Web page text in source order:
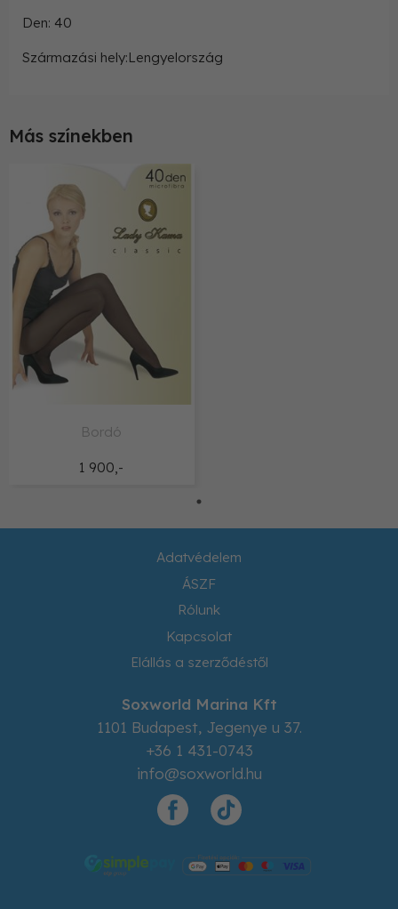
Den: 40
Származási hely:Lengyelország
Más színekben
1 900,-
Bordó
Adatvédelem
ÁSZF
Rólunk
Kapcsolat
Elállás a szerződéstől
Soxworld Marina Kft
1101 Budapest, Jegenye u 37.
+36 1 431-0743
info@soxworld.hu